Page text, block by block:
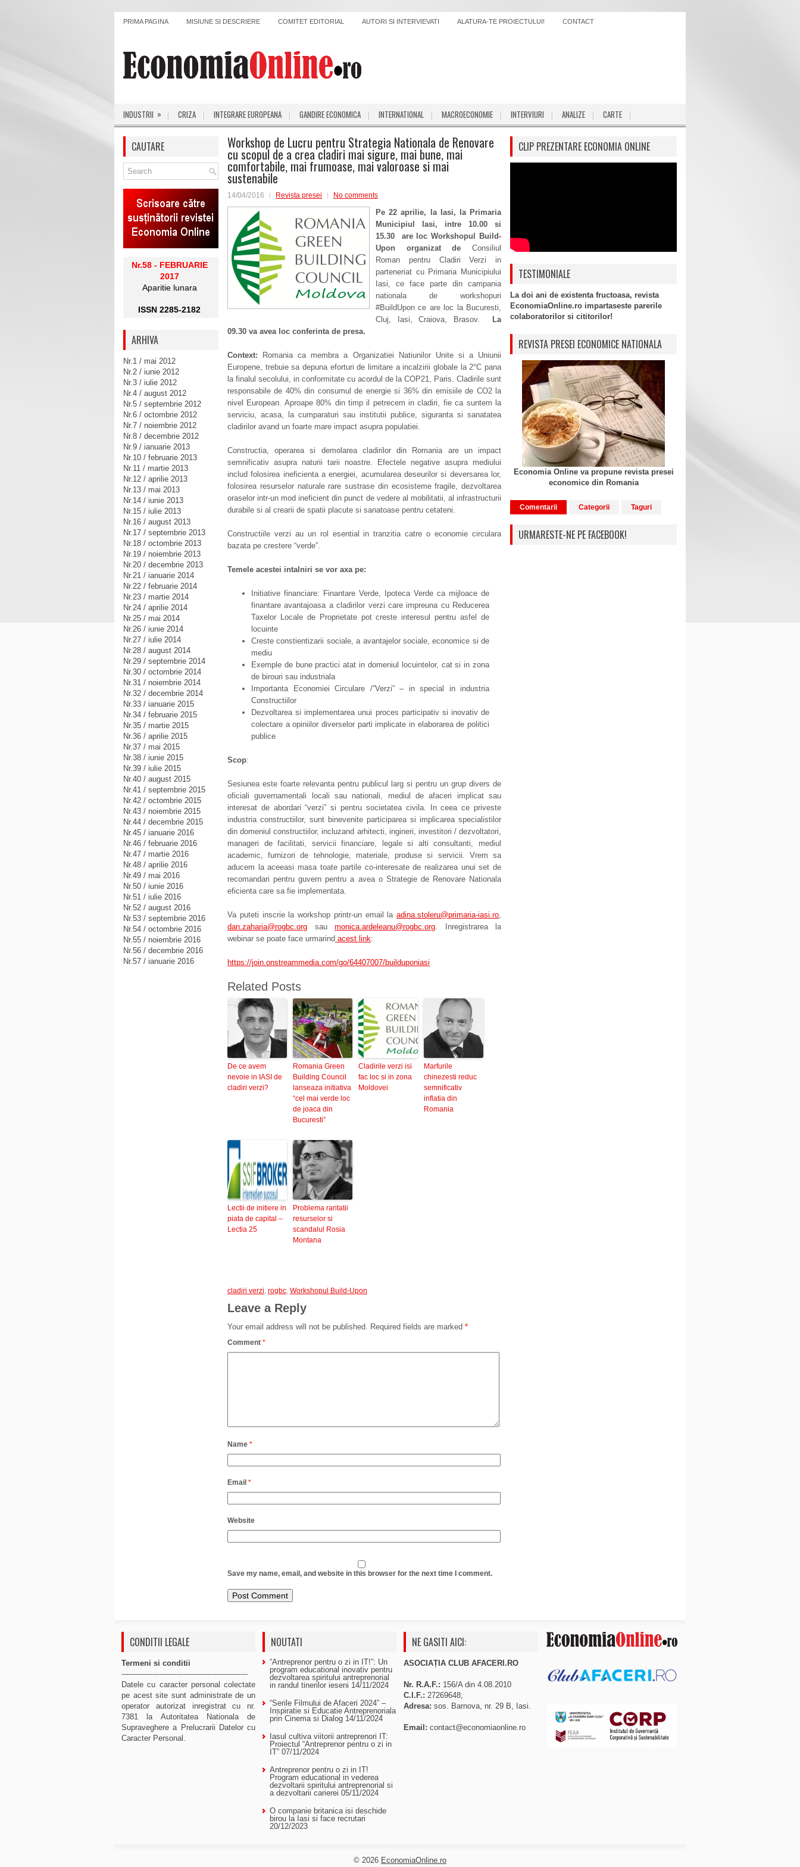
PRIMA PAGINA MISIUNE SI DESCRIERE COMITET EDITORIAL AUTORI SI INTERVIEVATI ALATURA-TE PROIECTULUI! CONTACT
INDUSTRII » CRIZA INTEGRARE EUROPEANA GANDIRE ECONOMICA INTERNATIONAL MACROECONOMIE INTERVIURI ANALIZE CARTE
Workshop de Lucru pentru Strategia Nationala de Renovare
cu scopul de a crea cladiri mai sigure, mai bune, mai
comfortabile, mai frumoase, mai valoroase si mai
sustenabile
14/04/2016 Revista presei No comments
Pe 22 aprilie, la Iasi, la Primaria
Municipiul Iasi, intre 10.00 si
15.30 are loc Workshopul Build-
Upon organizat de Consiliul
Roman pentru Cladiri Verzi in
parteneriat cu Primaria Municipiului
Iasi, ce face parte din campania
nationala de workshopuri
#BuildUpon ce are loc la Bucuresti,
Cluj, Iasi, Craiova, Brasov.
La
09.30 va avea loc conferinta de presa.
Context:
Romania ca membra a Organizatiei Natiunilor Unite si a Uniunii
Europene, trebuie sa depuna eforturi de limitare a incalzirii globale la 2°C pana
la finalul secolului, in conformitate cu acordul de la COP21, Paris. Cladirile sunt
responsabile de 40% din consumul de energie si 36% din emisiile de CO2 la
nivel European. Aproape 80% din timp il petrecem in cladiri, fie ca suntem la
serviciu, acasa, la cumparaturi sau institutii publice, siguranta si sanatatea
cladirilor avand un foarte mare impact asupra populatiei.
Constructia, operarea si demolarea cladirilor din Romania are un impact
semnificativ asupra naturii tarii noastre. Efectele negative asupra mediului
includ folosirea ineficienta a energiei, acumularea deseurilor si deversarea lor,
folosirea resurselor naturale rare sustrase din ecosisteme fragile, dezvoltarea
oraselor intr-un mod ineficient din punct de vedere al mobilitatii, al infrastructurii
durabile si al crearii de spatii placute si sanatoase pentru cetateni.
Constructiile verzi au un rol esential in tranzitia catre o economie circulara
bazata pe crestere “verde”.
Temele acestei intalniri se vor axa pe:
Initiative financiare: Finantare Verde, Ipoteca Verde ca mijloace de
finantare avantajoasa a cladirilor verzi care impreuna cu Reducerea
Taxelor Locale de Proprietate pot creste interesul pentru asfel de
locuinte
Creste constientizarii sociale, a avantajelor sociale, economice si de
mediu
Exemple de bune practici atat in domeniul locuintelor, cat si in zona
de birouri sau industriala
Importanta Economiei Circulare /”Verzi” – in special in industria
Constructiilor
Dezvoltarea si implementarea unui proces participativ si inovativ de
colectare a opiniilor diverselor parti implicate in elaborarea de politici
publice
Scop:
Sesiunea este foarte relevanta pentru publicul larg si pentru un grup divers de
oficiali guvernamentali locali sau nationali, mediul de afaceri implicat sau
interesat de abordari “verzi” si pentru societatea civila. In ceea ce priveste
industria constructiilor, sunt binevenite participarea si implicarea specialistilor
din domeniul constructiilor, incluzand arhitecti, ingineri, investitori / dezvoltatori,
manageri de facilitati, servicii financiare, legale si alti consultanti, mediul
academic, furnizori de tehnologie, materiale, produse si servicii. Vrem sa
aducem la aceeasi masa toate partile co-interesate de realizarea unui set de
recomandari pentru guvern pentru a avea o Strategie de Renovare Nationala
eficienta care sa fie implementata.
Va puteti inscrie la workshop printr-un email la adina.stoleru@primaria-iasi.ro,
dan.zaharia@rogbc.org sau monica.ardeleanu@rogbc.org. Inregistrarea la
webinar se poate face urmarind acest link:
https://join.onstreammedia.com/go/64407007/builduponiasi
Related Posts
De ce avem
nevoie in IASI de
cladiri verzi?
Romania Green
Building Council
lanseaza initiativa
“cel mai verde loc
de joaca din
Bucuresti”
Cladirile verzi isi
fac loc si in zona
Moldovei
Marfurile
chinezesti reduc
semnificativ
inflatia din
Romania
Lectii de initiere in
piata de capital –
Lectia 25
Problema raritatii
resurselor si
scandalul Rosia
Montana
cladiri verzi, rogbc, Workshopul Build-Upon
Leave a Reply
Your email address will not be published. Required fields are marked *
Comment *
Name *
Email *
Website
Save my name, email, and website in this browser for the next time I comment.
CAUTARE
Nr.58 - FEBRUARIE
2017
Aparitie lunara
ISSN 2285-2182
ARHIVA
Nr.1 / mai 2012
Nr.2 / iunie 2012
Nr.3 / iulie 2012
Nr.4 / august 2012
Nr.5 / septembrie 2012
Nr.6 / octombrie 2012
Nr.7 / noiembrie 2012
Nr.8 / decembrie 2012
Nr.9 / ianuarie 2013
Nr.10 / februarie 2013
Nr.11 / martie 2013
Nr.12 / aprilie 2013
Nr.13 / mai 2013
Nr.14 / iunie 2013
Nr.15 / iulie 2013
Nr.16 / august 2013
Nr.17 / septembrie 2013
Nr.18 / octombrie 2013
Nr.19 / noiembrie 2013
Nr.20 / decembrie 2013
Nr.21 / ianuarie 2014
Nr.22 / februarie 2014
Nr.23 / martie 2014
Nr.24 / aprilie 2014
Nr.25 / mai 2014
Nr.26 / iunie 2014
Nr.27 / iulie 2014
Nr.28 / august 2014
Nr.29 / septembrie 2014
Nr.30 / octombrie 2014
Nr.31 / noiembrie 2014
Nr.32 / decembrie 2014
Nr.33 / ianuarie 2015
Nr.34 / februarie 2015
Nr.35 / martie 2015
Nr.36 / aprilie 2015
Nr.37 / mai 2015
Nr.38 / iunie 2015
Nr.39 / iulie 2015
Nr.40 / august 2015
Nr.41 / septembrie 2015
Nr.42 / octombrie 2015
Nr.43 / noiembrie 2015
Nr.44 / decembrie 2015
Nr.45 / ianuarie 2016
Nr.46 / februarie 2016
Nr.47 / martie 2016
Nr.48 / aprilie 2016
Nr.49 / mai 2016
Nr.50 / iunie 2016
Nr.51 / iulie 2016
Nr.52 / august 2016
Nr.53 / septembrie 2016
Nr.54 / octombrie 2016
Nr.55 / noiembrie 2016
Nr.56 / decembrie 2016
Nr.57 / ianuarie 2016
CLIP PREZENTARE ECONOMIA ONLINE
TESTIMONIALE
La doi ani de existenta fructoasa, revista
EconomiaOnline.ro impartaseste parerile
colaboratorilor si cititorilor!
REVISTA PRESEI ECONOMICE NATIONALA
Economia Online va propune revista presei
economice din Romania
Comentarii Categorii Taguri
URMARESTE-NE PE FACEBOOK!
CONDITII LEGALE
Termeni si conditii
-----------------------------------------------------
Datele cu caracter personal colectate
pe acest site sunt administrate de un
operator autorizat inregistrat cu nr.
7381 la Autoritatea Nationala de
Supraveghere a Prelucrarii Datelor cu
Caracter Personal.
NOUTATI
“Antreprenor pentru o zi in IT!”: Un
program educational inovativ pentru
dezvoltarea spiritului antreprenorial
in randul tinerilor ieseni 14/11/2024
“Serile Filmului de Afaceri 2024” –
Inspiratie si Educatie Antreprenoriala
prin Cinema si Dialog 14/11/2024
Iasul cultiva viitorii antreprenori IT:
Proiectul “Antreprenor pentru o zi in
IT” 07/11/2024
Antreprenor pentru o zi in IT!
Program educational in vederea
dezvoltarii spiritului antreprenorial si
a dezvoltarii carierei 05/11/2024
O companie britanica isi deschide
birou la Iasi si face recrutari
20/12/2023
NE GASITI AICI:
ASOCIAȚIA CLUB AFACERI.RO
Nr. R.A.F.: 156/A din 4.08.2010
C.I.F.: 27269648;
Adresa: sos. Barnova, nr. 29 B, Iasi.
Email: contact@economiaonline.ro
© 2026 EconomiaOnline.ro